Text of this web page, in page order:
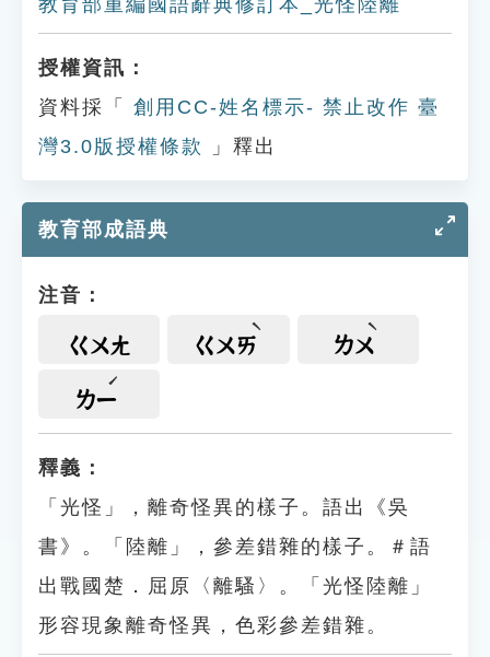
教育部重編國語辭典修訂本_光怪陸離
授權資訊：
資料採「
創用CC-姓名標示- 禁止改作 臺
灣3.0版授權條款
」釋出
教育部成語典
注音：
ㄍㄨㄤ ㄍㄨㄞ ㄌㄨ
ㄌㄧ
釋義：
「光怪」，離奇怪異的樣子。語出《吳
書》。「陸離」，參差錯雜的樣子。＃語
出戰國楚．屈原〈離騷〉。「光怪陸離」
形容現象離奇怪異，色彩參差錯雜。